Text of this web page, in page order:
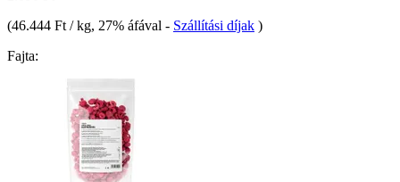
(46.444 Ft / kg, 27% áfával - Szállítási díjak )
Fajta: